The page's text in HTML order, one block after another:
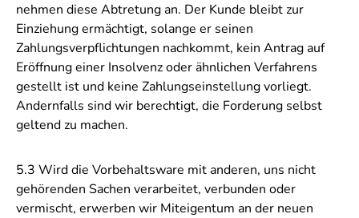
nehmen diese Abtretung an. Der Kunde bleibt zur
Einziehung ermächtigt, solange er seinen
Zahlungsverpflichtungen nachkommt, kein Antrag auf
Eröffnung einer Insolvenz oder ähnlichen Verfahrens
gestellt ist und keine Zahlungseinstellung vorliegt.
Andernfalls sind wir berechtigt, die Forderung selbst
geltend zu machen.
5.3 Wird die Vorbehaltsware mit anderen, uns nicht
gehörenden Sachen verarbeitet, verbunden oder
vermischt, erwerben wir Miteigentum an der neuen